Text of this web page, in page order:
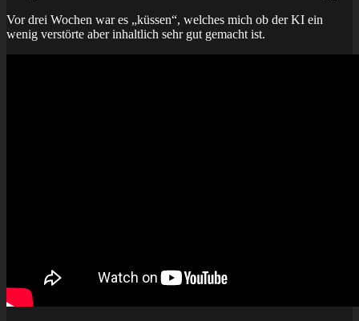
Vor drei Wochen war es „küssen“, welches mich ob der KI ein
wenig verstörte aber inhaltlich sehr gut gemacht ist.